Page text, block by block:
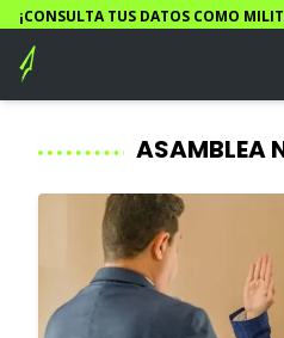
¡CONSULTA TUS DATOS COMO
ASAMBLEA